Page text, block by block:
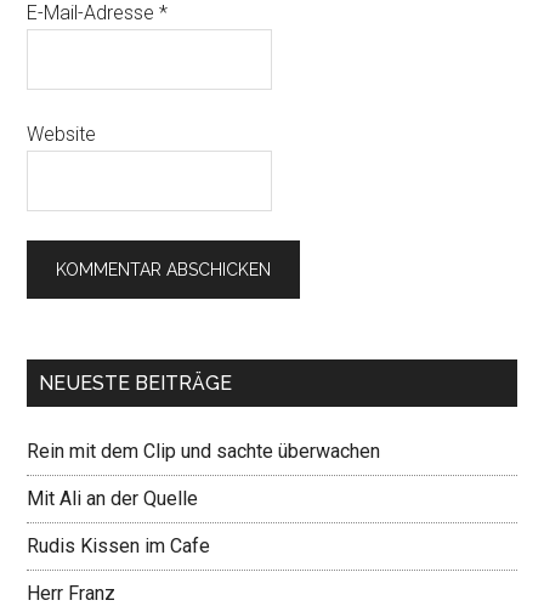
E-Mail-Adresse*
Website
NEUESTE BEITRÄGE
Rein mit dem Clip und sachte überwachen
Mit Ali an der Quelle
Rudis Kissen im Cafe
Herr Franz